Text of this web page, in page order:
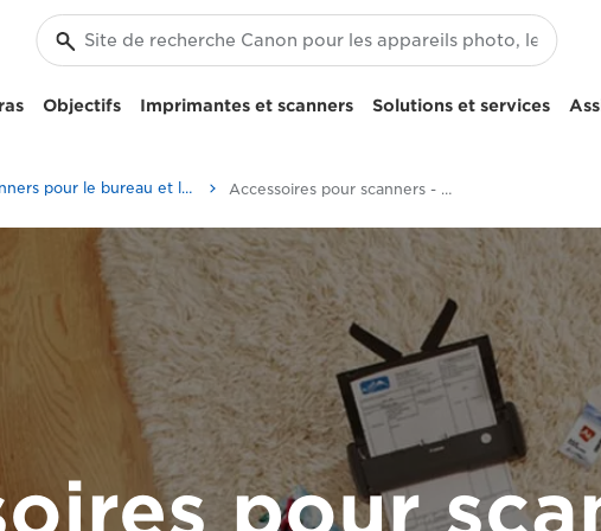
Objectifs Imprimantes et scanners Solutions et services
Scanners pour le bureau et la maison Accessoires pour scanners - Numérisation mobile
pour